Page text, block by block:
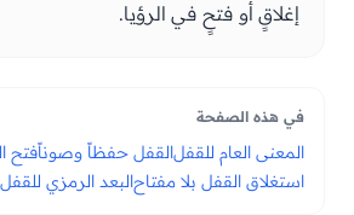
إغلاقٍ أو فتحٍ في الرؤيا.
في هذه الصفحة
المعنى العام للقفلالقفل حفظاً وصوناًفتح
استغلاق القفل بلا مفتاحالبعد الرمزي للقفل